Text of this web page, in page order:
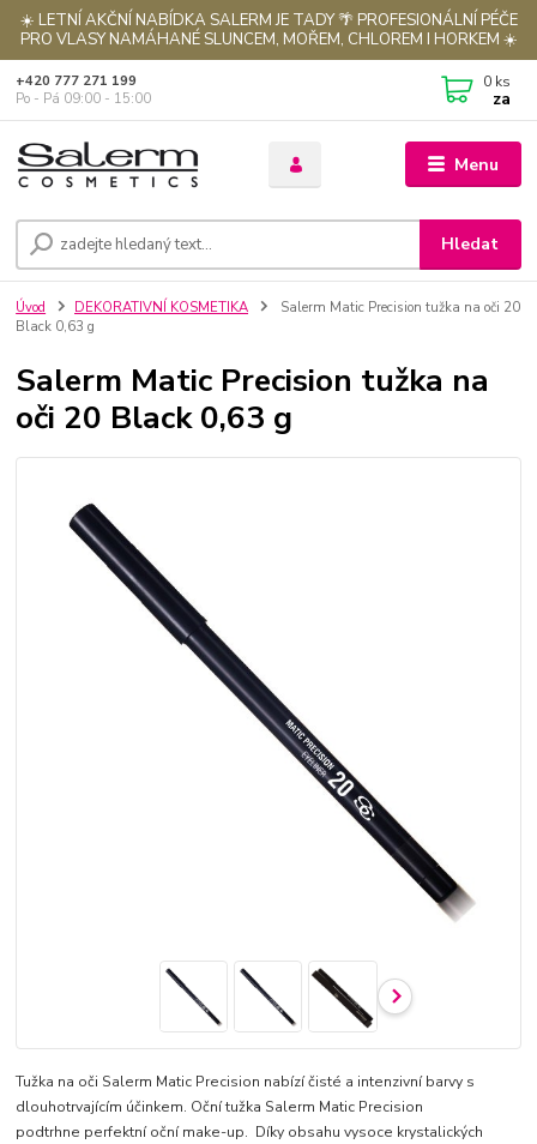
☀️ LETNÍ AKČNÍ NABÍDKA SALERM JE TADY 🌴 PROFESIONÁLNÍ PÉČE
PRO VLASY NAMÁHANÉ SLUNCEM, MOŘEM, CHLOREM I HORKEM ☀️
Menu
Hledat
+420 777 271 199
Po - Pá 09:00 - 15:00
0 ks
za
Úvod DEKORATIVNÍ KOSMETIKA
Salerm Matic Precision tužka na oči 20
Black 0,63 g
Salerm Matic Precision tužka na
oči 20 Black 0,63 g
Tužka na oči Salerm Matic Precision nabízí čisté a intenzivní barvy s
dlouhotrvajícím účinkem. Oční tužka Salerm Matic Precision
podtrhne perfektní oční make-up. Díky obsahu vysoce krystalických